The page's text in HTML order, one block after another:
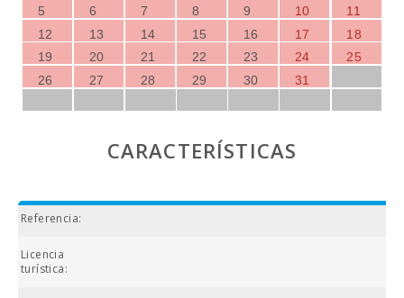
5
6 7 8 9 10
11
12
13 14 15 16 17
18
19
20 21 22 23 24
25
26
27 28 29 30 31
CARACTERÍSTICAS
Referencia:
Licencia
turística: